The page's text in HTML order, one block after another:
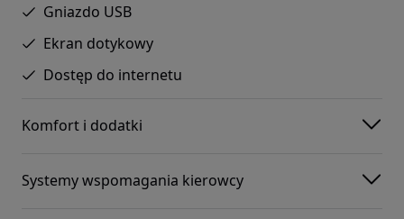
Gniazdo USB
Ekran dotykowy
Dostęp do internetu
Komfort i dodatki
Systemy wspomagania kierowcy